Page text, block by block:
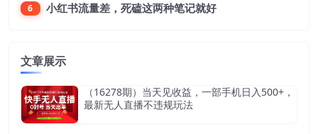
6 小红书流量差，死磕这两种笔记就好
文章展示
（16278期）当天见收益，一部手机日入500+，
最新无人直播不违规玩法